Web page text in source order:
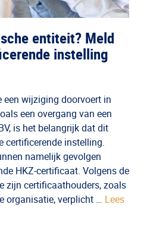
entiteit? Meld
instelling
een wijziging doorvoert in
een overgang van een
is het belangrijk dat dit
certificerende instelling.
namelijk gevolgen
HKZ-certificaat. Volgens de
zijn certificaathouders, zoals
organisatie, verplicht … Lees